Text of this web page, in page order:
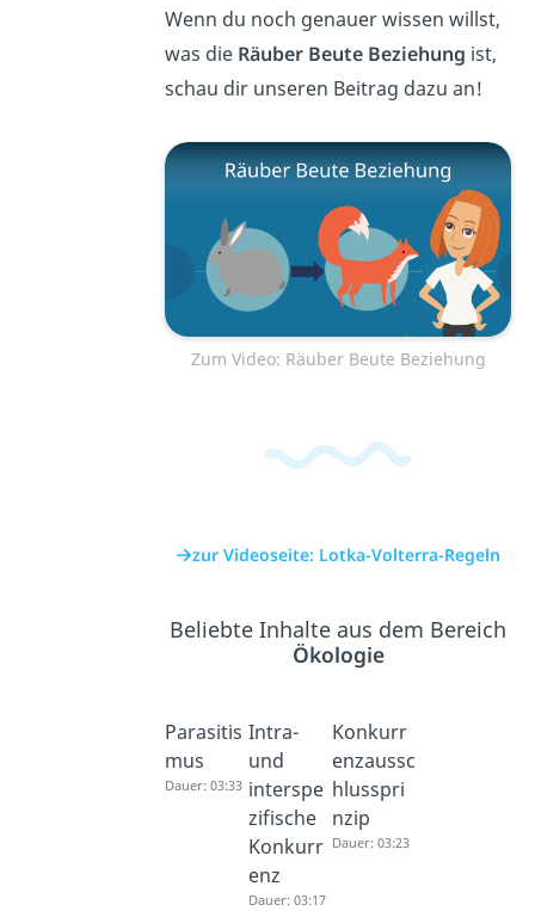
Wenn du noch genauer wissen willst,
was die Räuber Beute Beziehung ist,
schau dir unseren Beitrag dazu an!
Zum Video: Räuber Beute Beziehung
zur Videoseite: Lotka-Volterra-Regeln
Beliebte Inhalte aus dem Bereich
Ökologie
Parasitis
mus
Dauer: 03:33
Intra-
und
interspe
zifische
Konkurr
enz
Dauer: 03:17
Konkurr
enzaussc
hlusspri
nzip
Dauer: 03:23